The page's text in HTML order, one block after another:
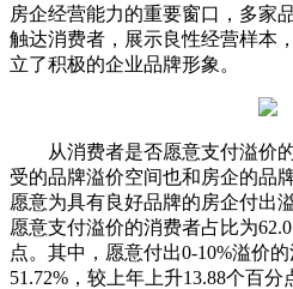
房企经营能力的重要窗口，多家
触达消费者，展示良性经营样本
立了积极的企业品牌形象。
从消费者是否愿意支付溢价的
受的品牌溢价空间也和房企的品
愿意为具有良好品牌的房企付出
愿意支付溢价的消费者占比为
点。其中，愿意付出0-10%溢价
51.72%，较上年上升13.88个百分